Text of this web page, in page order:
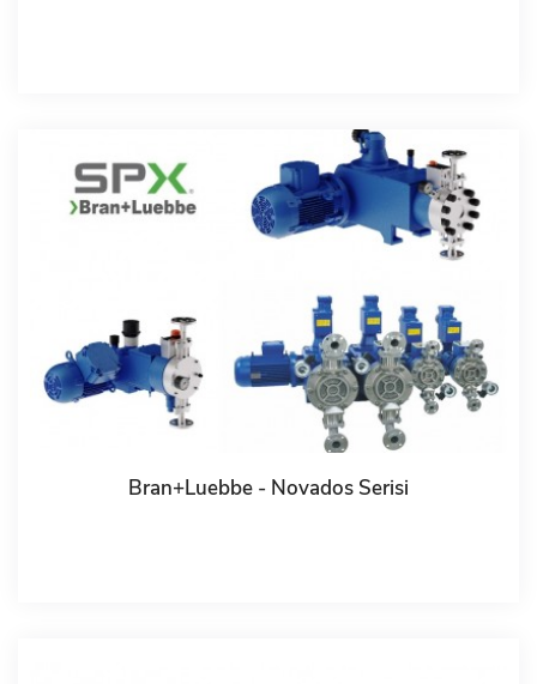
Bran+Luebbe - Novados Serisi